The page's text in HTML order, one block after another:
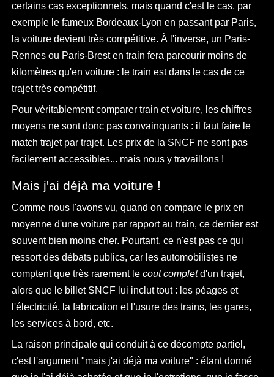
certains cas exceptionnels, mais quand c'est le cas, par
exemple le fameux Bordeaux-Lyon en passant par Paris,
la voiture devient très compétitive. À l'inverse, un Paris-
Rennes ou Paris-Brest en train fera parcourir moins de
kilomètres qu'en voiture : le train est dans le cas de ce
trajet très compétitif.
Pour véritablement comparer train et voiture, les chiffres
moyens ne sont donc pas convainquants : il faut faire le
match trajet par trajet. Les prix de la SNCF ne sont pas
facilement accessibles... mais nous y travaillons !
Mais j'ai déjà ma voiture !
Comme nous l'avons vu, quand on compare le prix en
moyenne d'une voiture par rapport au train, ce dernier est
souvent bien moins cher. Pourtant, ce n'est pas ce qui
ressort des débats publics, car les automobilistes ne
comptent que très rarement lecout completd'un trajet,
alors que le billet SNCF lui inclut tout : les péages et
l'électricité, la fabrication et l'usure des trains, les gares,
les services à bord, etc.
La raison principale qui conduit à ce décompte partiel,
c'est l'argument "mais j'ai déjà ma voiture" : étant donné